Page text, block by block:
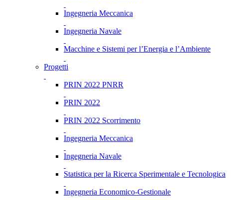
Ingegneria Meccanica
Ingegneria Navale
Macchine e Sistemi per l’Energia e l’Ambiente
Progetti
PRIN 2022 PNRR
PRIN 2022
PRIN 2022 Scorrimento
Ingegneria Meccanica
Ingegneria Navale
Statistica per la Ricerca Sperimentale e Tecnologica
Ingegneria Economico-Gestionale